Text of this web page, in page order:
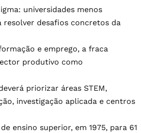
universidades menos
resolver desafios concretos da
e emprego, a fraca
produtivo como
priorizar áreas STEM,
investigação aplicada e centros
ensino superior, em 1975, para 61